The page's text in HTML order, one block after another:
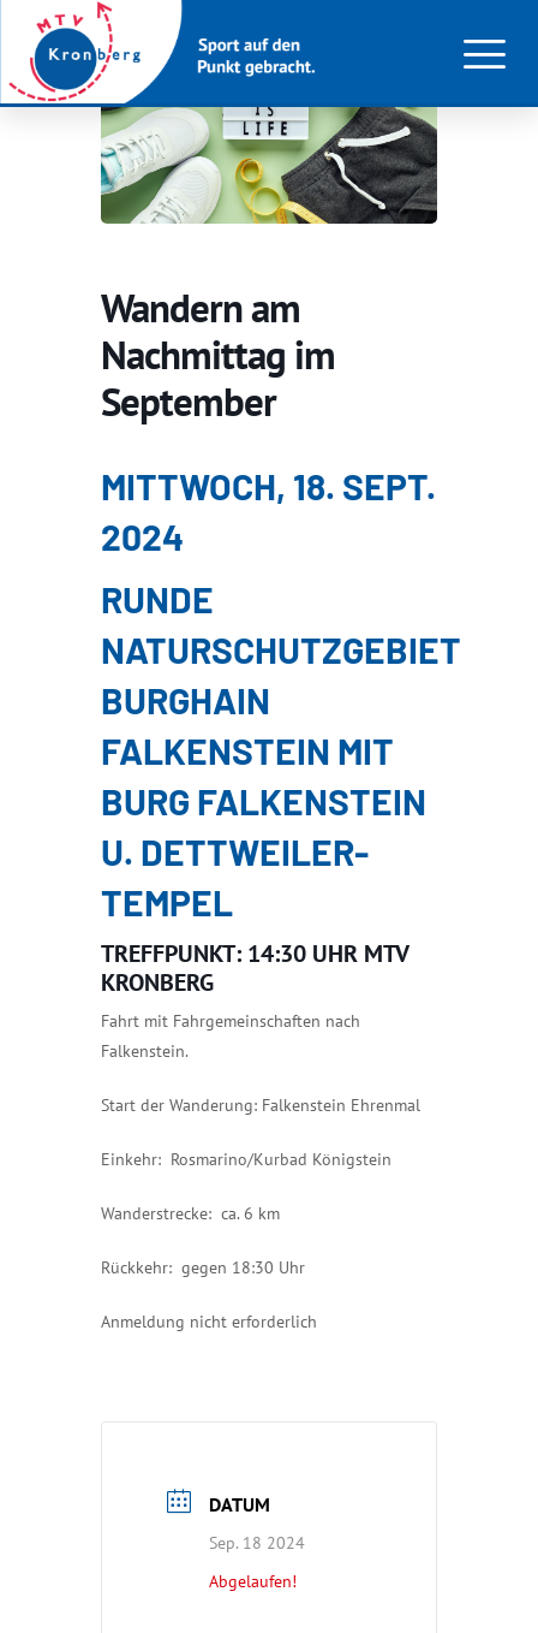
Wandern am
Nachmittag im
September
MITTWOCH, 18. SEPT.
2024
RUNDE
NATURSCHUTZGEBIET
BURGHAIN
FALKENSTEIN MIT
BURG FALKENSTEIN
U. DETTWEILER-
TEMPEL
TREFFPUNKT: 14:30 UHR MTV
KRONBERG
Fahrt mit Fahrgemeinschaften nach
Falkenstein.
Start der Wanderung: Falkenstein Ehrenmal
Einkehr: Rosmarino/Kurbad Königstein
Wanderstrecke: ca. 6 km
Rückkehr: gegen 18:30 Uhr
Anmeldung nicht erforderlich
DATUM
Sep. 18 2024
Abgelaufen!